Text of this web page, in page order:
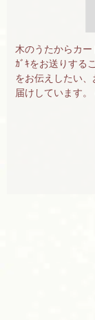
木のうたからカー
ｶﾞｷをお送りする
をお伝えしたい
届けしています